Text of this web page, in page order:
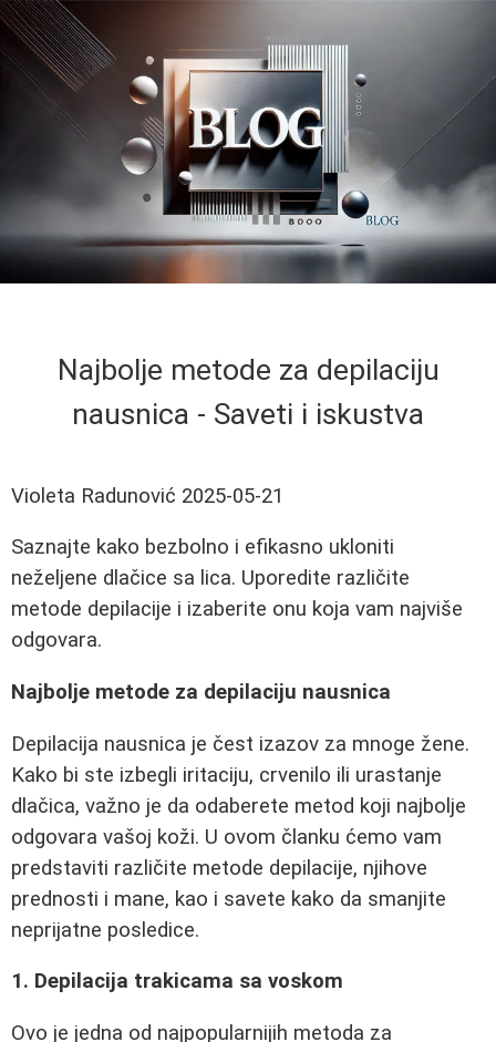
Najbolje metode za depilaciju
nausnica - Saveti i iskustva
Violeta Radunović 2025-05-21
Saznajte kako bezbolno i efikasno ukloniti
neželjene dlačice sa lica. Uporedite različite
metode depilacije i izaberite onu koja vam najviše
odgovara.
Najbolje metode za depilaciju nausnica
Depilacija nausnica je čest izazov za mnoge žene.
Kako bi ste izbegli iritaciju, crvenilo ili urastanje
dlačica, važno je da odaberete metod koji najbolje
odgovara vašoj koži. U ovom članku ćemo vam
predstaviti različite metode depilacije, njihove
prednosti i mane, kao i savete kako da smanjite
neprijatne posledice.
1. Depilacija trakicama sa voskom
Ovo je jedna od najpopularnijih metoda za